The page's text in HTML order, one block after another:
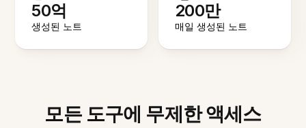
50억
생성된 노트
200만
매일 생성된 노트
모든 도구에 무제한 액세스